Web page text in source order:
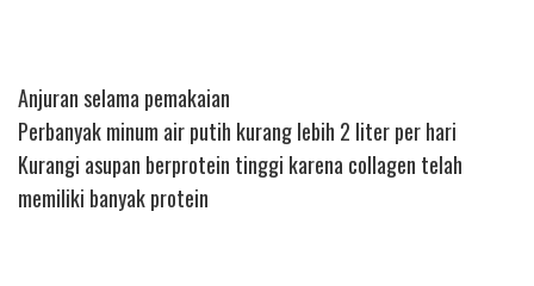
Anjuran selama pemakaian
Perbanyak minum air putih kurang lebih 2 liter per hari
Kurangi asupan berprotein tinggi karena collagen telah
memiliki banyak protein